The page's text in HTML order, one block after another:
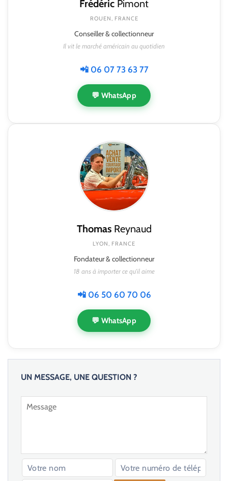
Frédéric Pimont
ROUEN, FRANCE
Conseiller & collectionneur
Il vit le marché américain au quotidien
📲 06 07 73 63 77
💬 WhatsApp
ThomasReynaud
LYON, FRANCE
Fondateur & collectionneur
18 ans à importer ce qu'il aime
📲 06 50 60 70 06
💬 WhatsApp
UN MESSAGE, UNE QUESTION ?